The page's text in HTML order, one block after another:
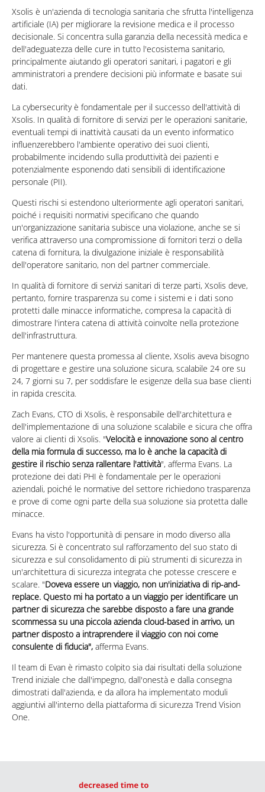
Xsolis è un'azienda di tecnologia sanitaria che sfrutta l'intelligenza
artificiale (IA) per migliorare la revisione medica e il processo
decisionale. Si concentra sulla garanzia della necessità medica e
dell'adeguatezza delle cure in tutto l'ecosistema sanitario,
principalmente aiutando gli operatori sanitari, i pagatori e gli
amministratori a prendere decisioni più informate e basate sui
dati.
La cybersecurity è fondamentale per il successo dell'attività di
Xsolis. In qualità di fornitore di servizi per le operazioni sanitarie,
eventuali tempi di inattività causati da un evento informatico
influenzerebbero l'ambiente operativo dei suoi clienti,
probabilmente incidendo sulla produttività dei pazienti e
potenzialmente esponendo dati sensibili di identificazione
personale (PII).
Questi rischi si estendono ulteriormente agli operatori sanitari,
poiché i requisiti normativi specificano che quando
un'organizzazione sanitaria subisce una violazione, anche se si
verifica attraverso una compromissione di fornitori terzi o della
catena di fornitura, la divulgazione iniziale è responsabilità
dell'operatore sanitario, non del partner commerciale.
In qualità di fornitore di servizi sanitari di terze parti, Xsolis deve,
pertanto, fornire trasparenza su come i sistemi e i dati sono
protetti dalle minacce informatiche, compresa la capacità di
dimostrare l'intera catena di attività coinvolte nella protezione
dell'infrastruttura.
Per mantenere questa promessa al cliente, Xsolis aveva bisogno
di progettare e gestire una soluzione sicura, scalabile 24 ore su
24, 7 giorni su 7, per soddisfare le esigenze della sua base clienti
in rapida crescita.
Zach Evans, CTO di Xsolis, è responsabile dell'architettura e
dell'implementazione di una soluzione scalabile e sicura che offra
valore ai clienti di Xsolis. "Velocità e innovazione sono al centro
della mia formula di successo, ma lo è anche la capacità di
gestire il rischio senza rallentare l'attività", afferma Evans. La
protezione dei dati PHI è fondamentale per le operazioni
aziendali, poiché le normative del settore richiedono trasparenza
e prove di come ogni parte della sua soluzione sia protetta dalle
minacce.
Evans ha visto l'opportunità di pensare in modo diverso alla
sicurezza. Si è concentrato sul rafforzamento del suo stato di
sicurezza e sul consolidamento di più strumenti di sicurezza in
un'architettura di sicurezza integrata che potesse crescere e
scalare. "Doveva essere un viaggio, non un'iniziativa di rip-and-
replace. Questo mi ha portato a un viaggio per identificare un
partner di sicurezza che sarebbe disposto a fare una grande
scommessa su una piccola azienda cloud-based in arrivo, un
partner disposto a intraprendere il viaggio con noi come
consulente di fiducia", afferma Evans.
Il team di Evan è rimasto colpito sia dai risultati della soluzione
Trend iniziale che dall'impegno, dall'onestà e dalla consegna
dimostrati dall'azienda, e da allora ha implementato moduli
aggiuntivi all'interno della piattaforma di sicurezza Trend Vision
One.